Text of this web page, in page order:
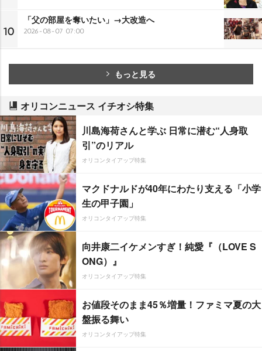
10
「父の部屋を奪いたい」→大改造へ
2026-08-07 07:00
もっと見る
オリコンニュース イチオシ特集
川島海荷さんと学ぶ 日常に潜む“人身取
引”のリアル
オリコンタイアップ特集
マクドナルドが40年にわたり支える「小学
生の甲子園」
オリコンタイアップ特集
向井康二イケメンすぎ！純愛『（LOVE S
ONG）』
オリコンタイアップ特集
お値段そのまま45％増量！ファミマ夏の大
盤振る舞い
オリコンタイアップ特集